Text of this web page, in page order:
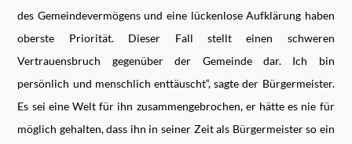
des Gemeindevermögens und eine lückenlose Aufklärung haben
oberste Priorität. Dieser Fall stellt einen schweren
Vertrauensbruch gegenüber der Gemeinde dar. Ich bin
persönlich und menschlich enttäuscht“, sagte der Bürgermeister.
Es sei eine Welt für ihn zusammengebrochen, er hätte es nie für
möglich gehalten, dass ihn in seiner Zeit als Bürgermeister so ein